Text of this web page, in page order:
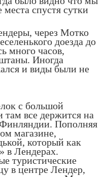
спустя сутки
через Мотко
доезда до
много часов,
Иногда
и виды были не
с большой
там все держится на
Пополняя
магазине,
который как
в Лендерах.
туристические
в центре Лендер,